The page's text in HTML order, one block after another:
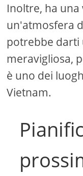
Inoltre, ha
un'atmosfera
potrebbe darti
meravigliosa,
è uno dei
Vietnam.